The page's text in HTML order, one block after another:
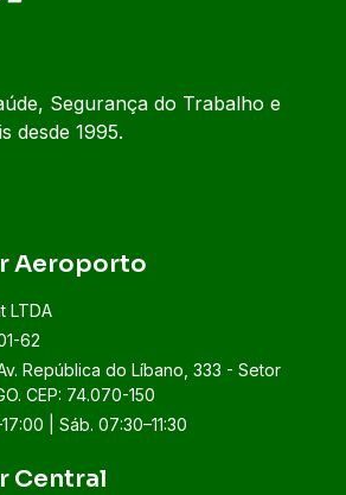
Segurança do Trabalho e
desde 1995.
Aeroporto
LTDA
62
República do Líbano, 333 - Setor
CEP: 74.070-150
| Sáb. 07:30–11:30
Central